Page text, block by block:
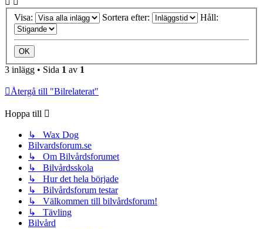
Visa: Sortera efter: Håll:
3 inlägg • Sida 1 av 1
Återgå till "Bilrelaterat"
Hoppa till
↳ Wax Dog
Bilvardsforum.se
↳ Om Bilvårdsforumet
↳ Bilvårdsskola
↳ Hur det hela började
↳ Bilvårdsforum testar
↳ Välkommen till bilvårdsforum!
↳ Tävling
Bilvård